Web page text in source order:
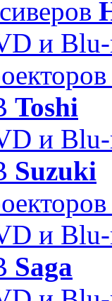
и
Toshi
и
Suzuki
и
Saga